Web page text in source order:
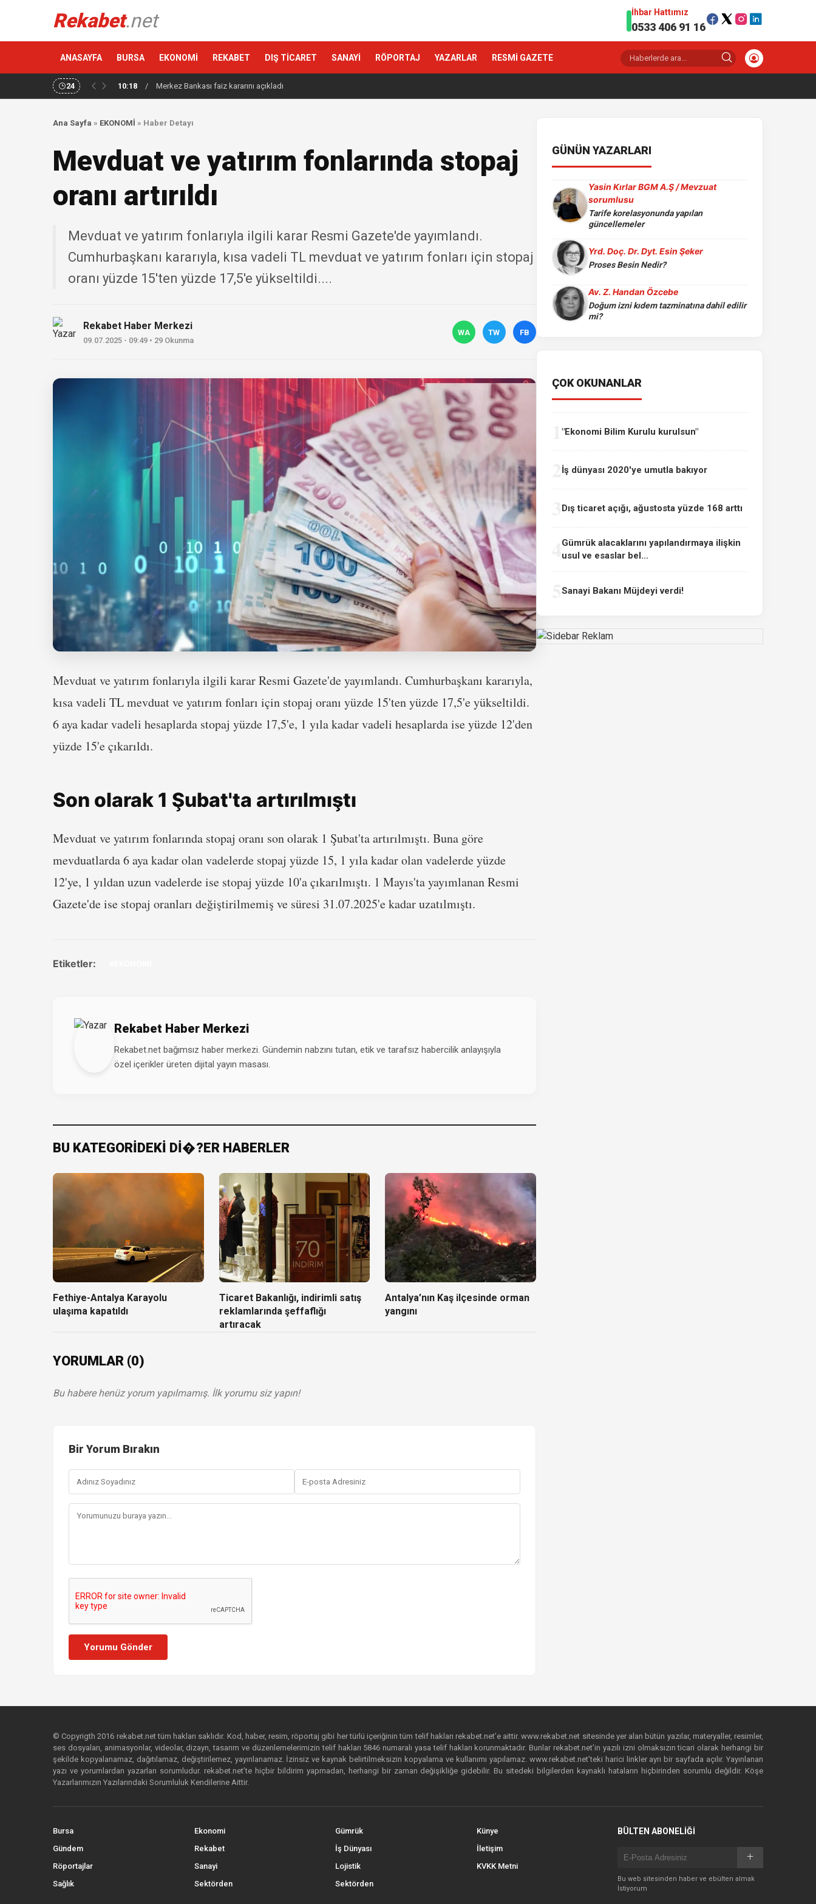
Rekabet.net İhbar Hattımız
0533 406 91 16
ANASAYFA BURSA EKONOMİ REKABET DIŞ TİCARET SANAYİ RÖPORTAJ YAZARLAR RESMİ GAZETE
24 10:18 / Merkez Bankası faiz kararını açıkladı
Ana Sayfa » EKONOMİ » Haber Detayı
Mevduat ve yatırım fonlarında stopaj
oranı artırıldı
Mevduat ve yatırım fonlarıyla ilgili karar Resmi Gazete'de yayımlandı.
Cumhurbaşkanı kararıyla, kısa vadeli TL mevduat ve yatırım fonları için stopaj
oranı yüzde 15'ten yüzde 17,5'e yükseltildi....
Rekabet Haber Merkezi
09.07.2025 - 09:49 • 29 Okunma
WA TW FB
Mevduat ve yatırım fonlarıyla ilgili karar Resmi Gazete'de yayımlandı. Cumhurbaşkanı kararıyla,
kısa vadeli TL mevduat ve yatırım fonları için stopaj oranı yüzde 15'ten yüzde 17,5'e yükseltildi.
6 aya kadar vadeli hesaplarda stopaj yüzde 17,5'e, 1 yıla kadar vadeli hesaplarda ise yüzde 12'den
yüzde 15'e çıkarıldı.
Son olarak 1 Şubat'ta artırılmıştı
Mevduat ve yatırım fonlarında stopaj oranı son olarak 1 Şubat'ta artırılmıştı. Buna göre
mevduatlarda 6 aya kadar olan vadelerde stopaj yüzde 15, 1 yıla kadar olan vadelerde yüzde
12'ye, 1 yıldan uzun vadelerde ise stopaj yüzde 10'a çıkarılmıştı. 1 Mayıs'ta yayımlanan Resmi
Gazete'de ise stopaj oranları değiştirilmemiş ve süresi 31.07.2025'e kadar uzatılmıştı.
Etiketler:
Rekabet Haber Merkezi
Rekabet.net bağımsız haber merkezi. Gündemin nabzını tutan, etik ve tarafsız habercilik anlayışıyla
özel içerikler üreten dijital yayın masası.
BU KATEGORİDEKİ Dİ�?ER HABERLER
Fethiye-Antalya Karayolu
ulaşıma kapatıldı
Ticaret Bakanlığı, indirimli satış
reklamlarında şeffaflığı
artıracak
Antalya’nın Kaş ilçesinde orman
yangını
YORUMLAR (0)
Bu habere henüz yorum yapılmamış. İlk yorumu siz yapın!
Bir Yorum Bırakın
Yorumu Gönder
GÜNÜN YAZARLARI
Yasin Kırlar BGM A.Ş / Mevzuat
sorumlusu
Tarife korelasyonunda yapılan
güncellemeler
Yrd. Doç. Dr. Dyt. Esin Şeker
Proses Besin Nedir?
Av. Z. Handan Özcebe
Doğum izni kıdem tazminatına dahil edilir
mi?
ÇOK OKUNANLAR
"Ekonomi Bilim Kurulu kurulsun"
İş dünyası 2020'ye umutla bakıyor
Dış ticaret açığı, ağustosta yüzde 168 arttı
Gümrük alacaklarını yapılandırmaya ilişkin
usul ve esaslar bel...
Sanayi Bakanı Müjdeyi verdi!
© Copyrigth 2016 rekabet.net tüm hakları saklıdır. Kod, haber, resim, röportaj gibi her türlü içeriğinin tüm telif hakları rekabet.net’e aittir. www.rekabet.net sitesinde yer alan bütün yazılar, materyaller, resimler,
ses dosyaları, animasyonlar, videolar, dizayn, tasarım ve düzenlemelerimizin telif hakları 5846 numaralı yasa telif hakları korunmaktadır. Bunlar rekabet.net’in yazılı izni olmaksızın ticari olarak herhangi bir
şekilde kopyalanamaz, dağıtılamaz, değiştirilemez, yayınlanamaz. İzinsiz ve kaynak belirtilmeksizin kopyalama ve kullanımı yapılamaz. www.rekabet.net’teki harici linkler ayrı bir sayfada açılır. Yayınlanan
yazı ve yorumlardan yazarları sorumludur. rekabet.net’te hiçbir bildirim yapmadan, herhangi bir zaman değişikliğe gidebilir. Bu sitedeki bilgilerden kaynaklı hataların hiçbirinden sorumlu değildir. Köşe
Yazarlarımızın Yazılarındaki Sorumluluk Kendilerine Aittir.
Bursa
Gündem
Röportajlar
Sağlık
Ekonomi
Rekabet
Sanayi
Sektörden
Gümrük
İş Dünyası
Lojistik
Sektörden
Künye
İletişim
KVKK Metni
BÜLTEN ABONELİĞİ
Bu web sitesinden haber ve ebülten almak
İstiyorum